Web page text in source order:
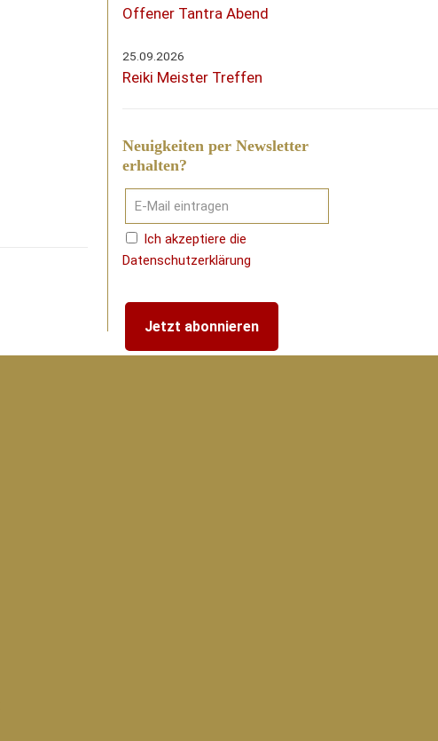
Offener Tantra Abend
25.09.2026
Reiki Meister Treffen
Neuigkeiten per Newsletter
erhalten?
Ich akzeptiere die
Datenschutzerklärung